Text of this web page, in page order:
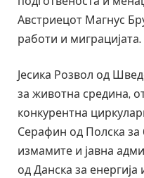
Австриецот Магнус
работи и миграцијата.
Јесика Розвол од
за животна средина,
конкурентна
Серафин од Полска за
измамите и јавна
од Данска за